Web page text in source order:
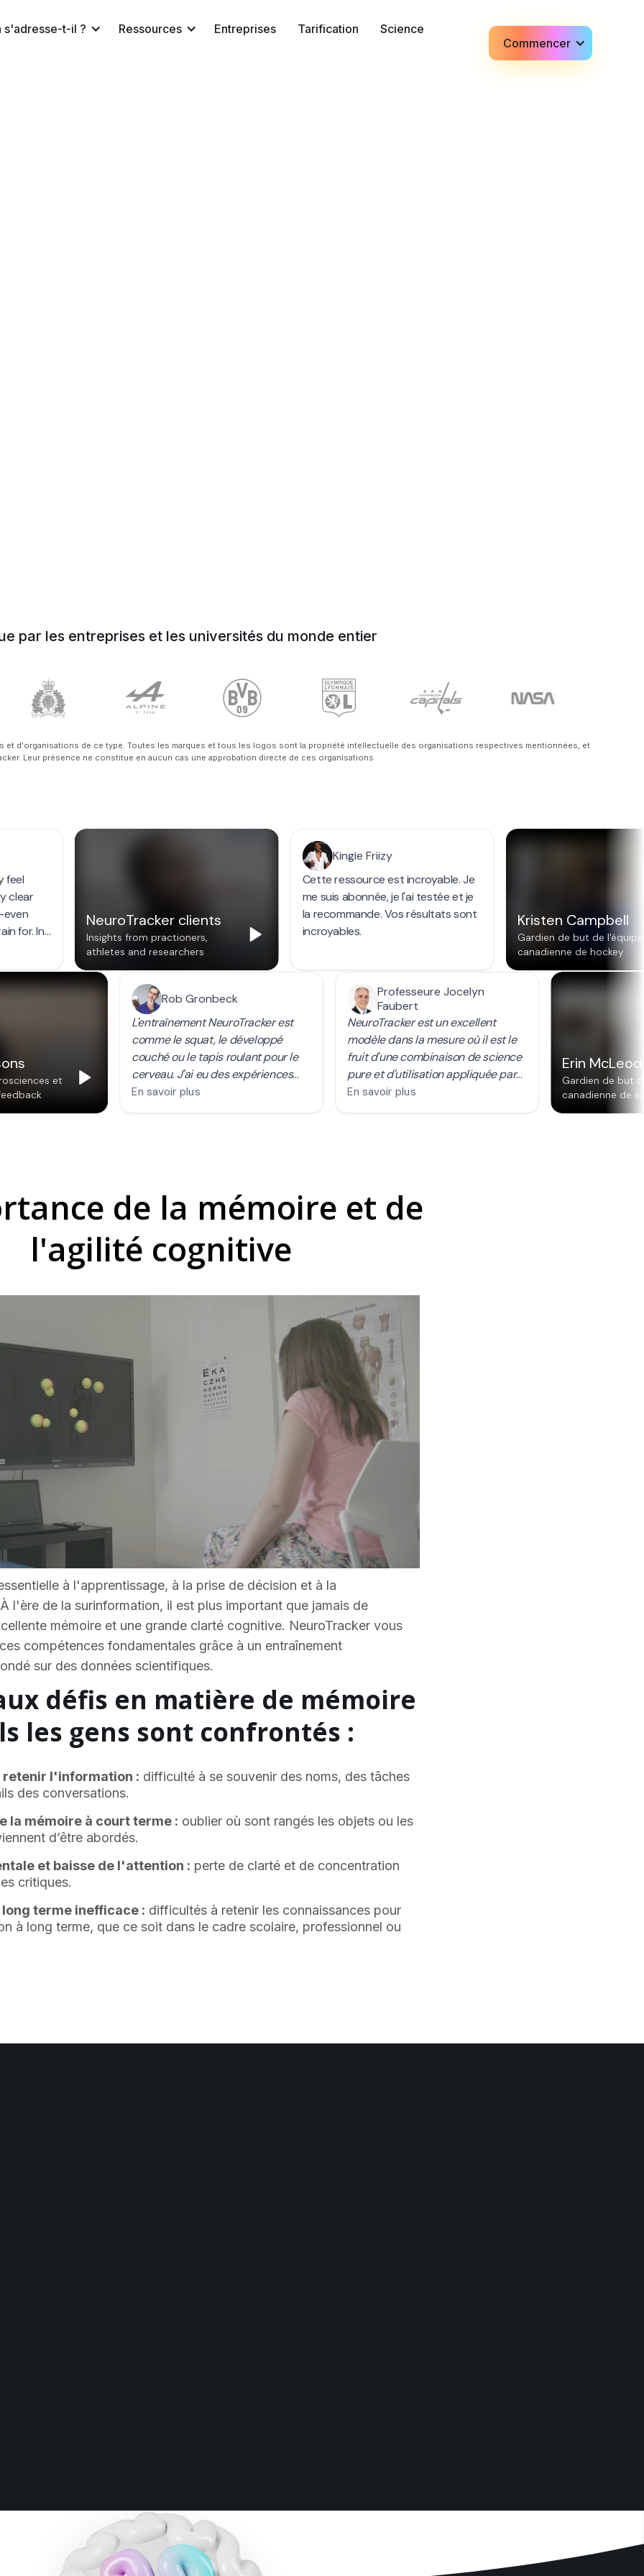
s'adresse-t-il ? Ressources Entreprises Tarification
Science
Commencer
par les entreprises et les universités du monde entier
d'organisations de ce type. Toutes les marques et tous les logos sont la propriété intellectuelle des organisations respectives mentionnées, et
Leur présence ne constitue en aucun cas une approbation directe de ces organisations
de la mémoire et de
l'agilité cognitive
à l'apprentissage, à la prise de décision et à la
l'ère de la surinformation, il est plus important que jamais de
mémoire et une grande clarté cognitive. NeuroTracker vous
compétences fondamentales grâce à un entraînement
sur des données scientifiques.
défis en matière de mémoire
les gens sont confrontés :
retenir l'information : difficulté à se souvenir des noms, des tâches
des conversations.
la mémoire à court terme : oublier où sont rangés les objets ou les
d’être abordés.
et baisse de l'attention : perte de clarté et de concentration
critiques.
terme inefficace : difficultés à retenir les connaissances pour
à long terme, que ce soit dans le cadre scolaire, professionnel ou